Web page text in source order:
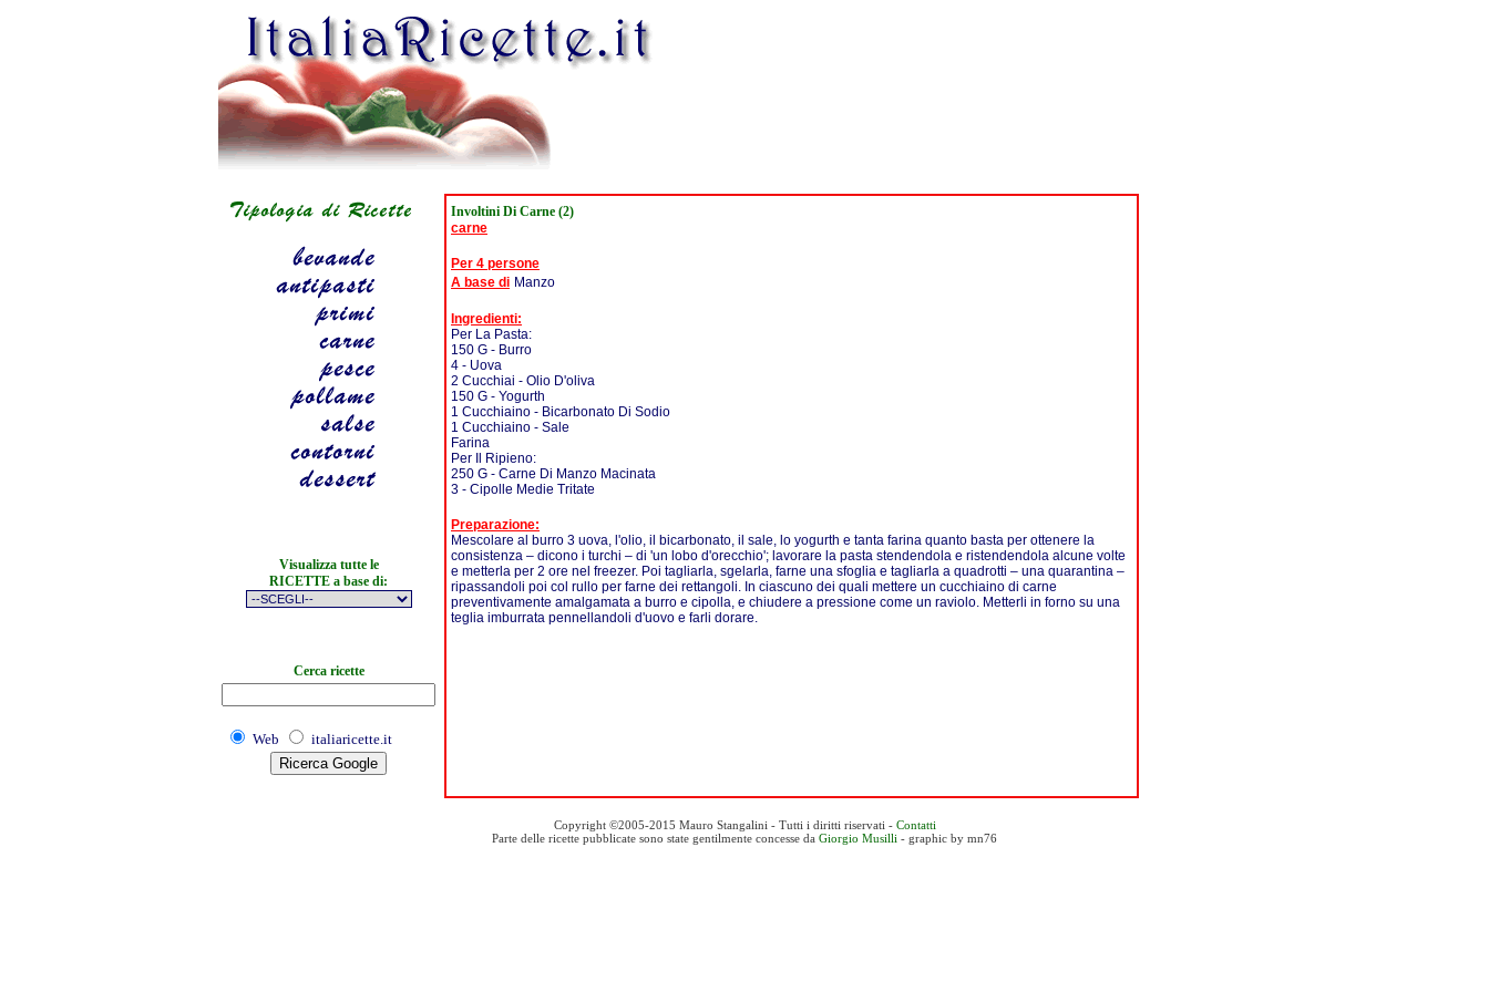
Visualizza tutte le
RICETTE a base di:
Cerca ricette
Web italiaricette.it
Involtini Di Carne (2)
carne
Per 4 persone
A base di Manzo
Ingredienti:
Per La Pasta:
150 G - Burro
4 - Uova
2 Cucchiai - Olio D'oliva
150 G - Yogurth
1 Cucchiaino - Bicarbonato Di Sodio
1 Cucchiaino - Sale
Farina
Per Il Ripieno:
250 G - Carne Di Manzo Macinata
3 - Cipolle Medie Tritate
Preparazione:
Mescolare al burro 3 uova, l'olio, il bicarbonato, il sale, lo yogurth e tanta farina quanto basta per ottenere la
consistenza – dicono i turchi – di 'un lobo d'orecchio'; lavorare la pasta stendendola e ristendendola alcune volte
e metterla per 2 ore nel freezer. Poi tagliarla, sgelarla, farne una sfoglia e tagliarla a quadrotti – una quarantina –
ripassandoli poi col rullo per farne dei rettangoli. In ciascuno dei quali mettere un cucchiaino di carne
preventivamente amalgamata a burro e cipolla, e chiudere a pressione come un raviolo. Metterli in forno su una
teglia imburrata pennellandoli d'uovo e farli dorare.
Copyright ©2005-2015 Mauro Stangalini - Tutti i diritti riservati - Contatti
Parte delle ricette pubblicate sono state gentilmente concesse da Giorgio Musilli - graphic by mn76